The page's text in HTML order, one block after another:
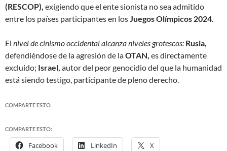
(RESCOP), exigiendo que el ente sionista no sea admitido
entre los países participantes en losJuegos Olímpicos 2024.
El nivel de cinismo occidental alcanza niveles grotescos: Rusia,
defendiéndose de la agresión de laOTAN, es directamente
excluido; Israel, autor del peor genocidio del que la humanidad
está siendo testigo, participante de pleno derecho.
COMPARTE ESTO
COMPARTE ESTO:
Facebook LinkedIn X